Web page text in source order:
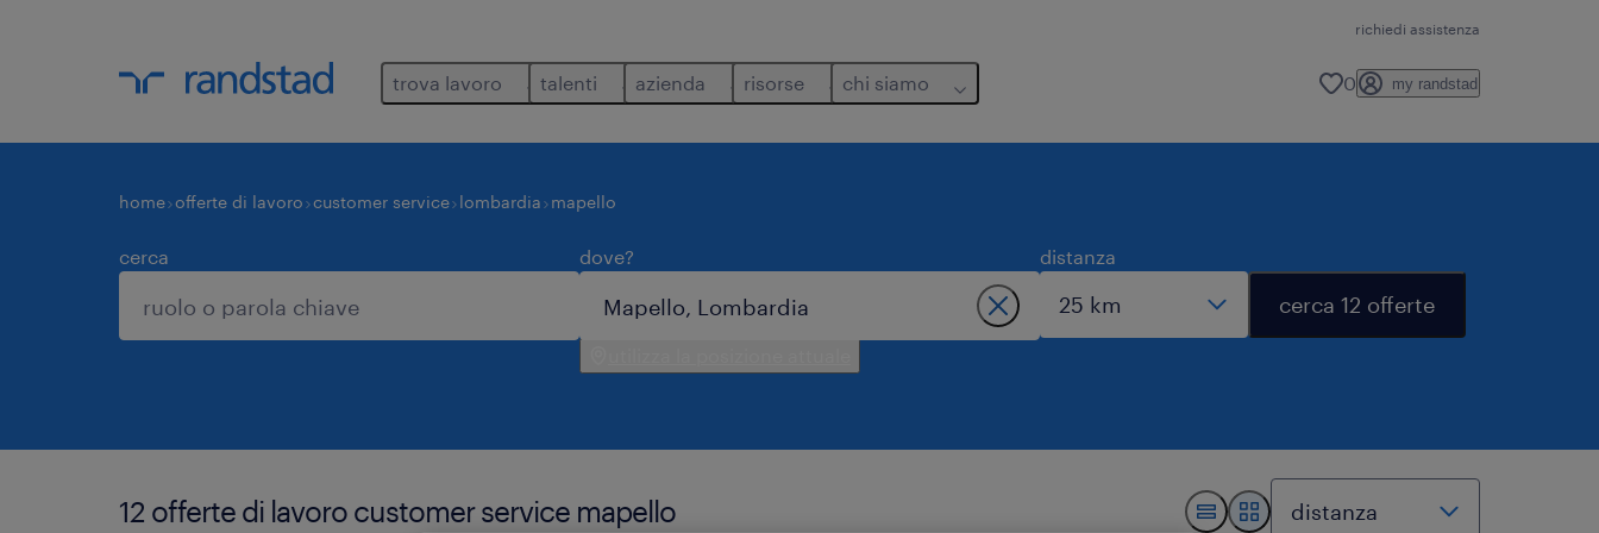
richiedi assistenza
trova lavoro talenti azienda risorse chi siamo 0 my randstad
home offerte di lavoro customer service lombardia mapello
cerca dove? distanza
cerca 12 offerte
12 offerte di lavoro customer service mapello